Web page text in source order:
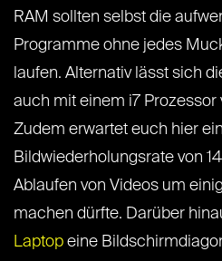
RAM sollten selbst die
Programme ohne jedes
laufen. Alternativ lässt sich
auch mit einem i7 Prozessor
Zudem erwartet euch hier
Bildwiederholungsrate von
Ablaufen von Videos um
machen dürfte. Darüber
Laptop eine